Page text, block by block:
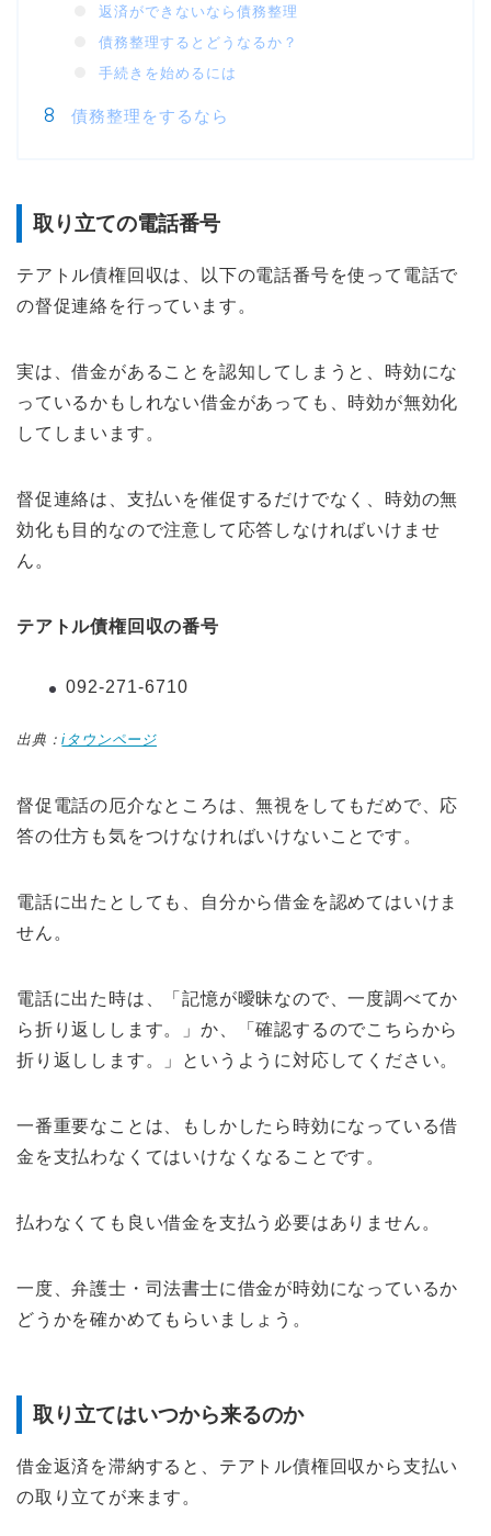
返済ができないなら債務整理
債務整理するとどうなるか？
手続きを始めるには
債務整理をするなら
取り立ての電話番号
テアトル債権回収は、以下の電話番号を使って電話で
の督促連絡を行っています。
実は、借金があることを認知してしまうと、時効にな
っているかもしれない借金があっても、時効が無効化
してしまいます。
督促連絡は、支払いを催促するだけでなく、時効の無
効化も目的なので注意して応答しなければいけませ
ん。
テアトル債権回収の番号
092-271-6710
出典：iタウンページ
督促電話の厄介なところは、無視をしてもだめで、応
答の仕方も気をつけなければいけないことです。
電話に出たとしても、自分から借金を認めてはいけま
せん。
電話に出た時は、「記憶が曖昧なので、一度調べてか
ら折り返しします。」か、「確認するのでこちらから
折り返しします。」というように対応してください。
一番重要なことは、もしかしたら時効になっている借
金を支払わなくてはいけなくなることです。
払わなくても良い借金を支払う必要はありません。
一度、弁護士・司法書士に借金が時効になっているか
どうかを確かめてもらいましょう。
取り立てはいつから来るのか
借金返済を滞納すると、テアトル債権回収から支払い
の取り立てが来ます。